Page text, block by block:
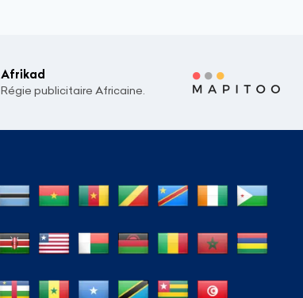
Afrikad
Régie publicitaire Africaine.